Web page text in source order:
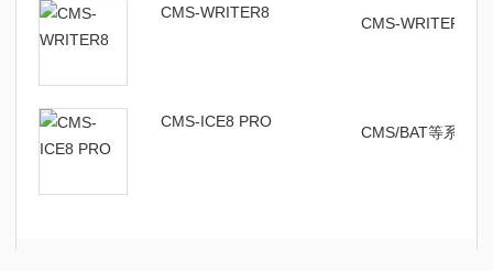
CMS-WRITER8
CMS-WRITER8
CMS-ICE8 PRO
CMS/BAT等系列